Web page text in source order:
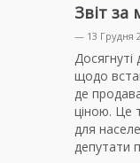
Звіт за
— 13 Грудня
Досягнуті
щодо
де
ціною. Це
для
депутати